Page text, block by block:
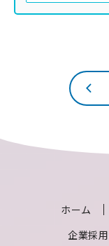
ホーム
企業採